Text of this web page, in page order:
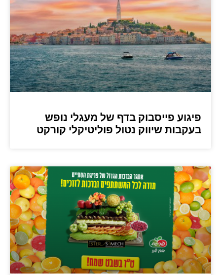
פיגוע פייסבוק בדף של מעגלי נופש
בעקבות שיווק נטול פוליטיקלי קורקט